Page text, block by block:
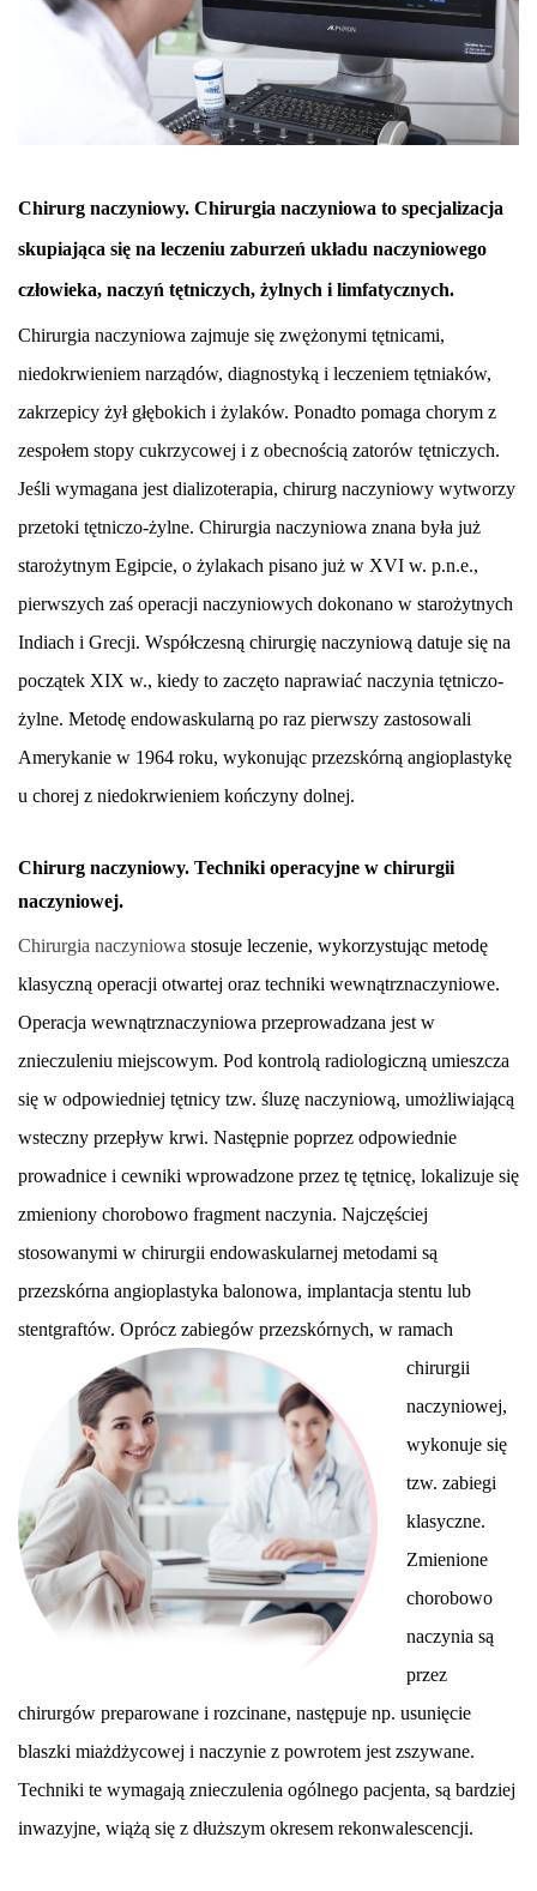
Chirurg naczyniowy. Chirurgia naczyniowa to specjalizacja
skupiająca się na leczeniu zaburzeń układu naczyniowego
człowieka, naczyń tętniczych, żylnych i limfatycznych.
Chirurgia naczyniowa zajmuje się zwężonymi tętnicami,
niedokrwieniem narządów, diagnostyką i leczeniem tętniaków,
zakrzepicy żył głębokich i żylaków. Ponadto pomaga chorym z
zespołem stopy cukrzycowej i z obecnością zatorów tętniczych.
Jeśli wymagana jest dializoterapia, chirurg naczyniowy wytworzy
przetoki tętniczo-żylne. Chirurgia naczyniowa znana była już
starożytnym Egipcie, o żylakach pisano już w XVI w. p.n.e.,
pierwszych zaś operacji naczyniowych dokonano w starożytnych
Indiach i Grecji. Współczesną chirurgię naczyniową datuje się na
początek XIX w., kiedy to zaczęto naprawiać naczynia tętniczo-
żylne. Metodę endowaskularną po raz pierwszy zastosowali
Amerykanie w 1964 roku, wykonując przezskórną angioplastykę
u chorej z niedokrwieniem kończyny dolnej.
Chirurg naczyniowy. Techniki operacyjne w chirurgii
naczyniowej.
Chirurgia naczyniowa stosuje leczenie, wykorzystując metodę
klasyczną operacji otwartej oraz techniki wewnątrznaczyniowe.
Operacja wewnątrznaczyniowa przeprowadzana jest w
znieczuleniu miejscowym. Pod kontrolą radiologiczną umieszcza
się w odpowiedniej tętnicy tzw. śluzę naczyniową, umożliwiającą
wsteczny przepływ krwi. Następnie poprzez odpowiednie
prowadnice i cewniki wprowadzone przez tę tętnicę, lokalizuje się
zmieniony chorobowo fragment naczynia. Najczęściej
stosowanymi w chirurgii endowaskularnej metodami są
przezskórna angioplastyka balonowa, implantacja stentu lub
stentgraftów. Oprócz zabiegów przezskórnych, w ramach
chirurgii
naczyniowej,
wykonuje się
tzw. zabiegi
klasyczne.
Zmienione
chorobowo
naczynia są
przez
chirurgów preparowane i rozcinane, następuje np. usunięcie
blaszki miażdżycowej i naczynie z powrotem jest zszywane.
Techniki te wymagają znieczulenia ogólnego pacjenta, są bardziej
inwazyjne, wiążą się z dłuższym okresem rekonwalescencji.